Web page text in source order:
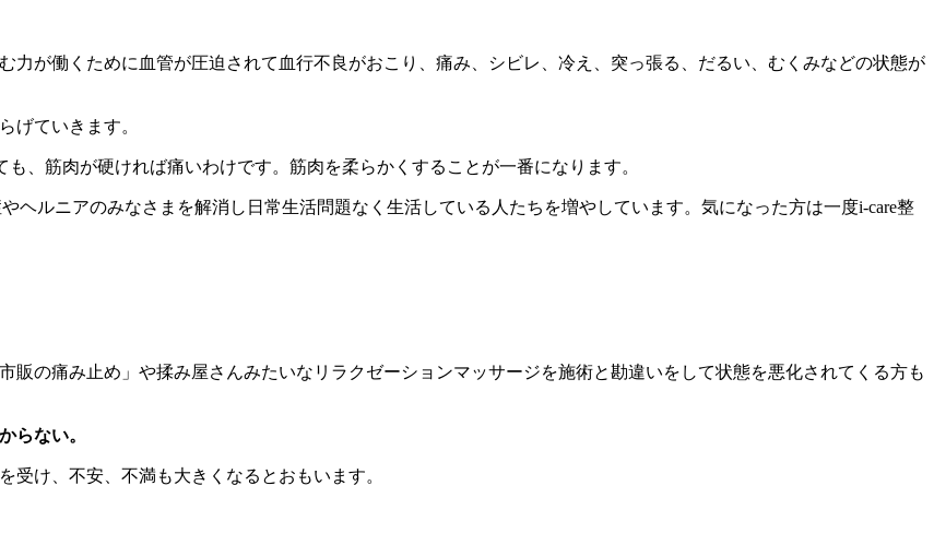
力が働くために血管が圧迫されて血行不良がおこり、痛み、シビレ、冷え、突っ張る、だるい、むくみなどの状態が
げていきます。
、筋肉が硬ければ痛いわけです。筋肉を柔らかくすることが一番になります。
ヘルニアのみなさまを解消し日常生活問題なく生活している人たちを増やしています。気になった方は一度i-care整
の痛み止め」や揉み屋さんみたいなリラクゼーションマッサージを施術と勘違いをして状態を悪化されてくる方も
らない。
受け、不安、不満も大きくなるとおもいます。